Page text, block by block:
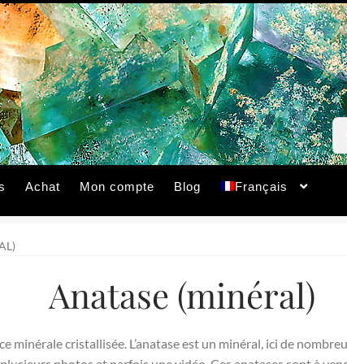
Achat Mon compte Blog Français
Anatase (minéral)
minérale cristallisée. L’anatase est un minéral, ici de